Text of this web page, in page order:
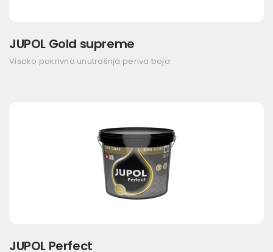
JUPOL Gold supreme
Visoko pokrivna unutrašnja periva boja
JUPOL Perfect